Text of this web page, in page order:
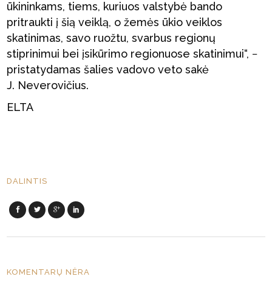
ūkininkams, tiems, kuriuos valstybė bando
pritraukti į šią veiklą, o žemės ūkio veiklos
skatinimas, savo ruožtu, svarbus regionų
stiprinimui bei įsikūrimo regionuose skatinimui“, −
pristatydamas šalies vadovo veto sakė
J. Neverovičius.
ELTA
DALINTIS
KOMENTARŲ NĖRA